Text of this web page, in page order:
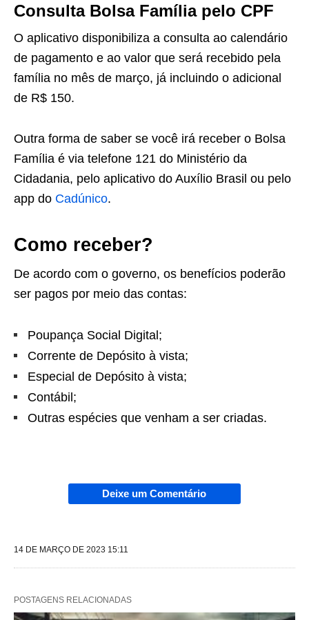
Consulta Bolsa Família pelo CPF
O aplicativo disponibiliza a consulta ao calendário
de pagamento e ao valor que será recebido pela
família no mês de março, já incluindo o adicional
de R$ 150.
Outra forma de saber se você irá receber o Bolsa
Família é via telefone 121 do Ministério da
Cidadania, pelo aplicativo do Auxílio Brasil ou pelo
app do Cadúnico.
Como receber?
De acordo com o governo, os benefícios poderão
ser pagos por meio das contas:
Poupança Social Digital;
Corrente de Depósito à vista;
Especial de Depósito à vista;
Contábil;
Outras espécies que venham a ser criadas.
Deixe um Comentário
14 DE MARÇO DE 2023 15:11
POSTAGENS RELACIONADAS